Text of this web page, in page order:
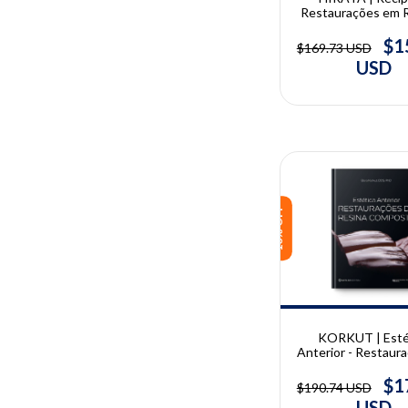
Restaurações em
Hirata
$169.73 USD
USD
10% OFF
KORKUT |
Anterior -
Korkut
$190.74 USD